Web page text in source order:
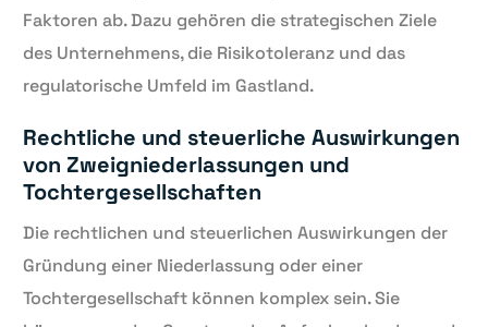
Faktoren ab. Dazu gehören die strategischen Ziele
des Unternehmens, die Risikotoleranz und das
regulatorische Umfeld im Gastland.
Rechtliche und steuerliche Auswirkungen
von Zweigniederlassungen und
Tochtergesellschaften
Die rechtlichen und steuerlichen Auswirkungen der
Gründung einer Niederlassung oder einer
Tochtergesellschaft können komplex sein. Sie